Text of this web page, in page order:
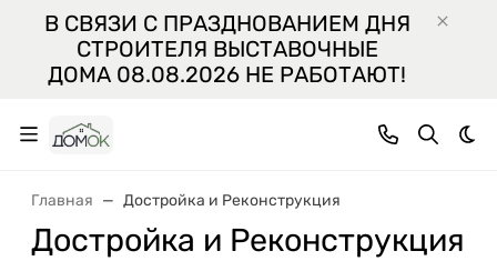
В СВЯЗИ С ПРАЗДНОВАНИЕМ ДНЯ
СТРОИТЕЛЯ ВЫСТАВОЧНЫЕ
ДОМА 08.08.2026 НЕ РАБОТАЮТ!
Главная Достройка и Реконструкция
Достройка и Реконструкция